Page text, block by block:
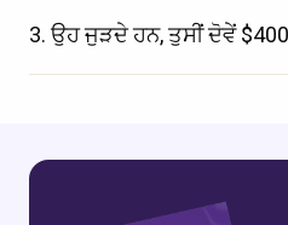
3. ਉਹ ਜੁੜਦੇ ਹਨ, ਤੁਸੀਂ ਦੋਵੇਂ
ਇਹ ਦੇਖਣ ਲਈ ਕਿ
ਸੇਵਾ ਪ੍ਰਦਾਨ